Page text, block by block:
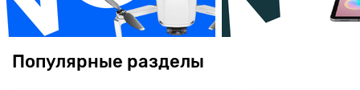
Популярные разделы